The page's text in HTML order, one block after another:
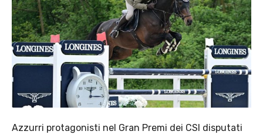
Azzurri protagonisti nel Gran Premi dei CSI disputati